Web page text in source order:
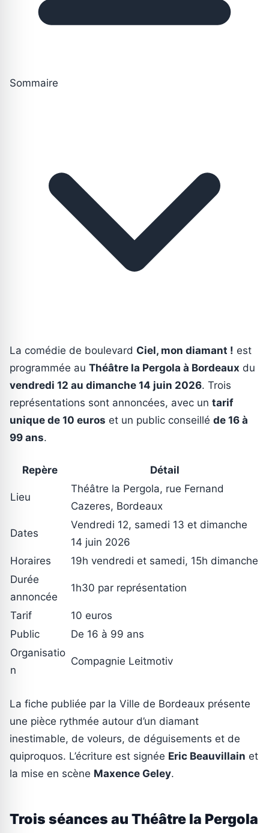
Sommaire
La comédie de boulevard Ciel, mon diamant ! est
programmée au Théâtre la Pergola à Bordeaux du
vendredi 12 au dimanche 14 juin 2026. Trois
représentations sont annoncées, avec un tarif
unique de 10 euros et un public conseillé de 16 à
99 ans.
Repère Détail
Lieu
Théâtre la Pergola, rue Fernand
Cazeres, Bordeaux
Dates
Vendredi 12, samedi 13 et dimanche
14 juin 2026
Horaires
19h vendredi et samedi, 15h dimanche
Durée
annoncée
1h30 par représentation
Tarif
10 euros
Public
De 16 à 99 ans
Organisatio
n
Compagnie Leitmotiv
La fiche publiée par la Ville de Bordeaux présente
une pièce rythmée autour d’un diamant
inestimable, de voleurs, de déguisements et de
quiproquos. L’écriture est signée Eric Beauvillain et
la mise en scène Maxence Geley.
Trois séances au Théâtre la Pergola